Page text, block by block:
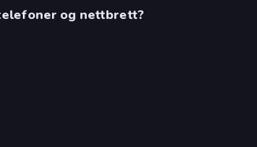
og nettbrett?